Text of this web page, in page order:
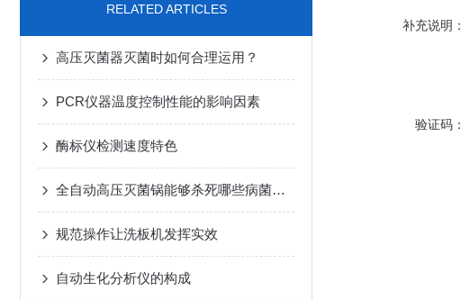
RELATED ARTICLES
高压灭菌器灭菌时如何合理运用？
PCR仪器温度控制性能的影响因素
酶标仪检测速度特色
全自动高压灭菌锅能够杀死哪些病菌和微生物？
规范操作让洗板机发挥实效
自动生化分析仪的构成
补充说明：
验证码：